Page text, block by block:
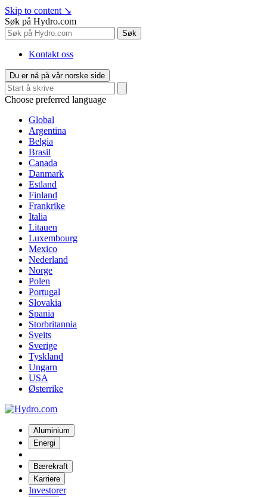
Skip to content ↘
Søk på Hydro.com
Søk
Kontakt oss
Du er nå på vår norske side
Choose preferred language
Global
Argentina
Belgia
Brasil
Canada
Danmark
Estland
Finland
Frankrike
Italia
Litauen
Luxembourg
Mexico
Nederland
Norge
Polen
Portugal
Slovakia
Spania
Storbritannia
Sveits
Sverige
Tyskland
Ungarn
USA
Østerrike
Aluminium
Energi
Bærekraft
Karriere
Investorer